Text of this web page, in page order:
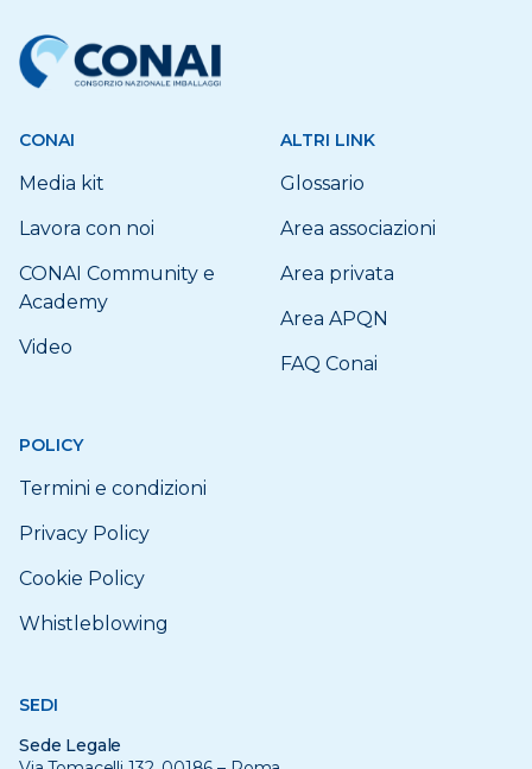
CONAI
Media kit
Lavora con noi
CONAI Community e
Academy
Video
ALTRI LINK
Glossario
Area associazioni
Area privata
Area APQN
FAQ Conai
POLICY
Termini e condizioni
Privacy Policy
Cookie Policy
Whistleblowing
SEDI
Sede Legale